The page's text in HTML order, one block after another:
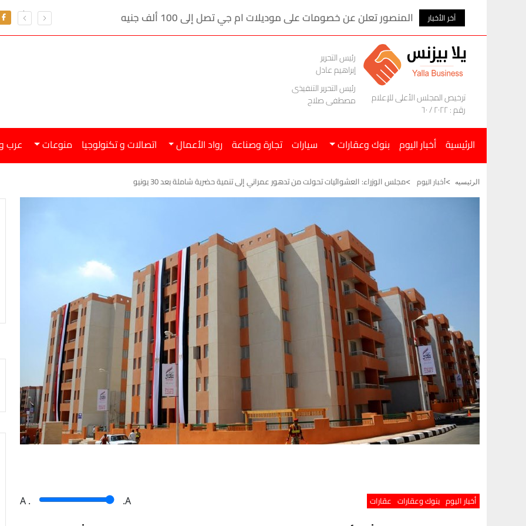
آخر الأخبار المنصور تعلن عن خصومات على موديلات ام جي تصل إلى 100 ألف جنيه
ترخيص المجلس الأعلى للإعلام
رقم : ٢٠٢٢ / ٦٠
رئيس التحرير
إبراهيم عادل
رئيس التحرير التنفيذى
مصطفى صلاح
الرئيسية أخبار اليوم بنوك وعقارات سيارات تجارة وصناعة رواد الأعمال اتصالات و تكنولوجيا منوعات عرب
الرئيسيه أخبار اليوم مجلس الوزراء: العشوائيات تحولت من تدهور عمراني إلى تنمية حضرية شاملة بعد 30 يونيو
أخبار اليوم بنوك وعقارات عقارات A . .A